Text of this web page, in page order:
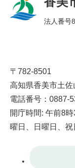
法人番号
〒782-8501
高知県香美市土
電話番号：0887-
開庁時間: 午前8
曜日、日曜日、